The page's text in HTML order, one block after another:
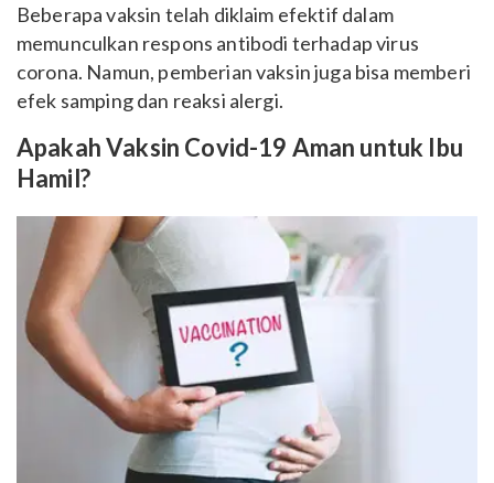
Beberapa vaksin telah diklaim efektif dalam
memunculkan respons antibodi terhadap virus
corona. Namun, pemberian vaksin juga bisa memberi
efek samping dan reaksi alergi.
Apakah Vaksin Covid-19 Aman untuk Ibu
Hamil?